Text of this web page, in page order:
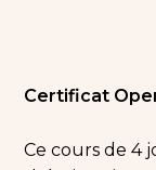
Certificat
Ce cours de 4